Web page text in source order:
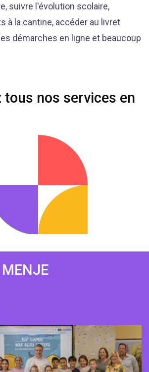
suivre l'évolution scolaire,
à la cantine, accéder au livret
démarches en ligne et beaucoup
tous nos services en